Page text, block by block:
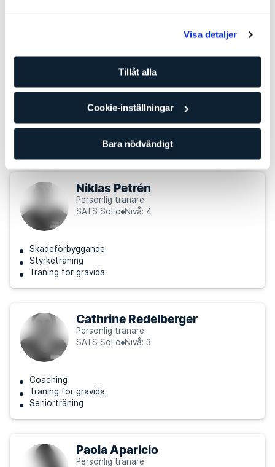
Visa detaljer
Tillåt alla
Cookie-inställningar
Bara nödvändigt
Sally Mehenawe
Personlig tränare
Coaching
Träning för gravida
Niklas Petrén
Personlig tränare
SATS SoFo Nivå: 4
Skadeförbyggande
Styrketräning
Träning för gravida
Cathrine Redelberger
Personlig tränare
SATS SoFo Nivå: 3
Coaching
Träning för gravida
Seniorträning
Paola Aparicio
Personlig tränare